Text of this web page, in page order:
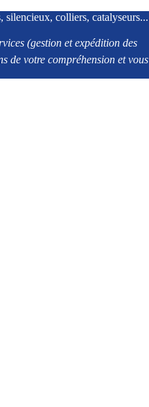
silencieux, colliers, catalyseurs...
(gestion et expédition des
de votre compréhension et vous